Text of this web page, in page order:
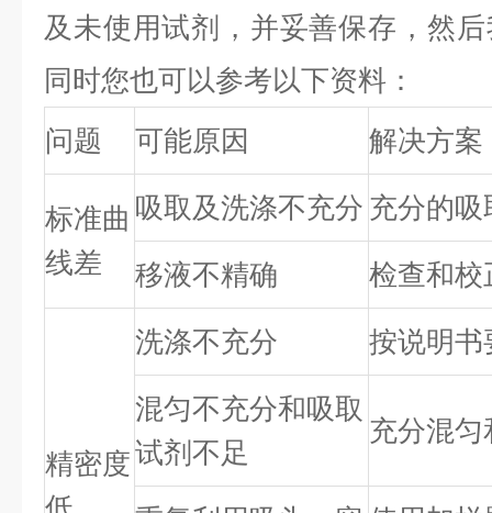
及未使用试剂，并妥善保存，然
同时您也可以参考以下资料：
问题
可能原因 解决方案
标准曲
线差
吸取及洗涤不充分 充分的
移液不精确 检查和校
精密度
洗涤不充分 按说明书
混匀不充分和吸取
试剂不足
充分混